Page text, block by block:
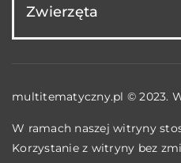
Zwierzęta
multitematyczny.pl © 2023.
W ramach naszej witryny
Korzystanie z witryny bez